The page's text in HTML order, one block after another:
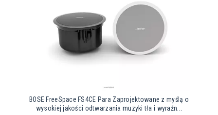
BOSE FreeSpace FS4CE Para Zaprojektowane z myślą o
wysokiej jakości odtwarzania muzyki tła i wyraźn...